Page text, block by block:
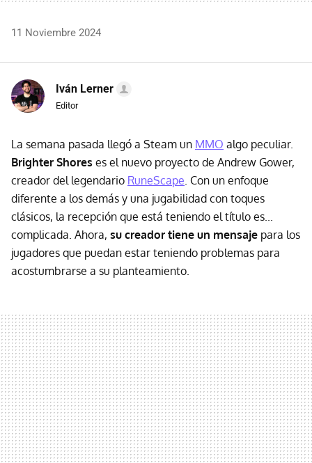
11 Noviembre 2024
Iván Lerner
Editor
La semana pasada llegó a Steam un MMO algo peculiar.
Brighter Shores es el nuevo proyecto de Andrew Gower,
creador del legendario RuneScape. Con un enfoque
diferente a los demás y una jugabilidad con toques
clásicos, la recepción que está teniendo el título es...
complicada. Ahora, su creador tiene un mensaje para los
jugadores que puedan estar teniendo problemas para
acostumbrarse a su planteamiento.